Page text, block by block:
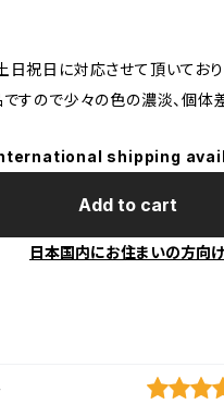
日祝日に対応させて頂いており
ですので少々の色の濃淡、個体
shipping
Add to cart
日本国内にお住まいの方向け